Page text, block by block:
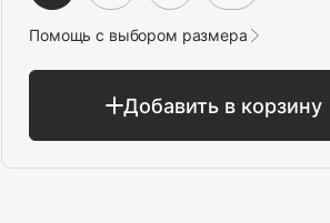
Добавить в корзину
Помощь с выбором размера